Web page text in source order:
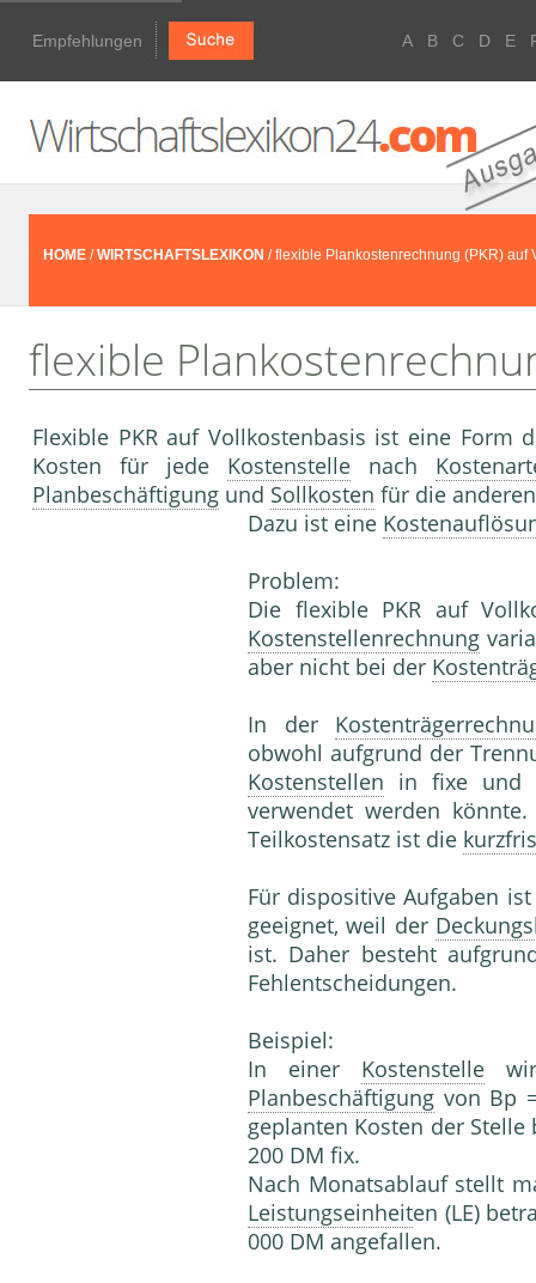
Empfehlungen A B C D E
HOME /WIRTSCHAFTSLEXIKON / flexible Plankostenrechnung (PKR) auf
flexible
Flexible PKR auf Vollkostenbasis ist eine Form
Kosten für jede Kostenstelle nach
Planbeschäftigung und Sollkosten für die
Dazu ist eine
Problem:
Die flexible PKR auf
Kostenstellenrechnung
aber nicht bei der
In der
obwohl aufgrund der
Kostenstellen in fixe und
verwendet werden
Teilkostensatz ist die
Für dispositive Aufgaben
geeignet, weil der
ist. Daher besteht
Fehlentscheidungen.
Beispiel:
In einer Kostenstelle
Planbeschäftigung von Bp
geplanten Kosten der
200 DM fix.
Nach Monatsablauf stellt
Leistungseinheiten (LE)
000 DM angefallen.